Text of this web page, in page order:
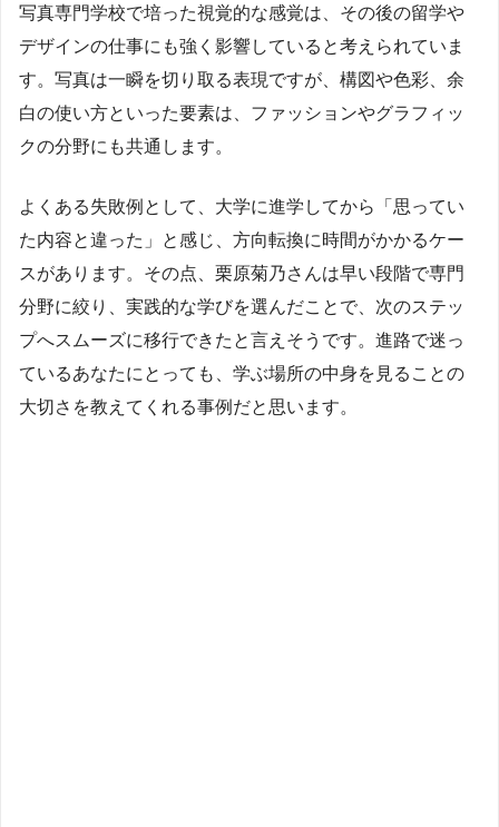
写真専門学校で培った視覚的な感覚は、その後の留学や
デザインの仕事にも強く影響していると考えられていま
す。写真は一瞬を切り取る表現ですが、構図や色彩、余
白の使い方といった要素は、ファッションやグラフィッ
クの分野にも共通します。
よくある失敗例として、大学に進学してから「思ってい
た内容と違った」と感じ、方向転換に時間がかかるケー
スがあります。その点、栗原菊乃さんは早い段階で専門
分野に絞り、実践的な学びを選んだことで、次のステッ
プへスムーズに移行できたと言えそうです。進路で迷っ
ているあなたにとっても、学ぶ場所の中身を見ることの
大切さを教えてくれる事例だと思います。